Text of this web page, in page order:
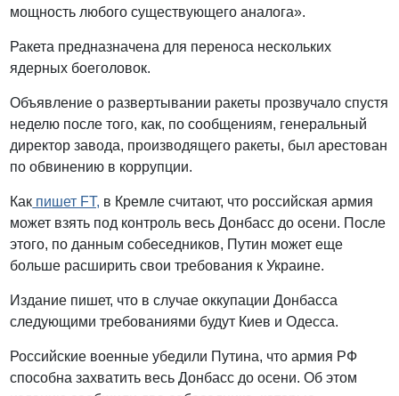
мощность любого существующего аналога».
Ракета предназначена для переноса нескольких
ядерных боеголовок.
Объявление о развертывании ракеты прозвучало спустя
неделю после того, как, по сообщениям, генеральный
директор завода, производящего ракеты, был арестован
по обвинению в коррупции.
Как пишет FT, в Кремле считают, что российская армия
может взять под контроль весь Донбасс до осени. После
этого, по данным собеседников, Путин может еще
больше расширить свои требования к Украине.
Издание пишет, что в случае оккупации Донбасса
следующими требованиями будут Киев и Одесса.
Российские военные убедили Путина, что армия РФ
способна захватить весь Донбасс до осени. Об этом